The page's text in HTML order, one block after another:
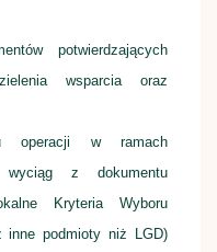
potwierdzających
wsparcia oraz
operacji w ramach
z dokumentu
Kryteria Wyboru
inne podmioty niż LGD)